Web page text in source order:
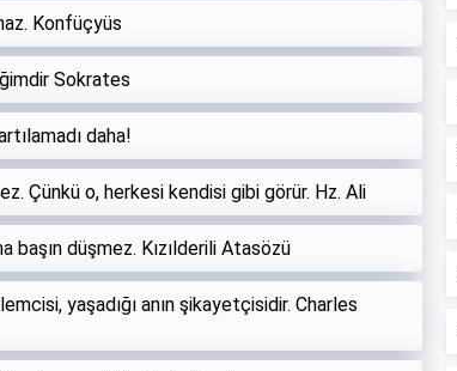
Konfüçyüs
Sokrates
daha!
Çünkü o, herkesi kendisi gibi görür. Hz. Ali
başın düşmez. Kızılderili Atasözü
yaşadığı anın şikayetçisidir. Charles